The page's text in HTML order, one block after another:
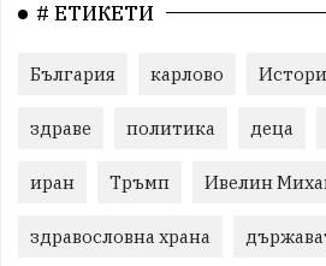
# ЕТИКЕТИ
България карлово
здраве политика деца
иран Тръмп Ивелин
здравословна храна